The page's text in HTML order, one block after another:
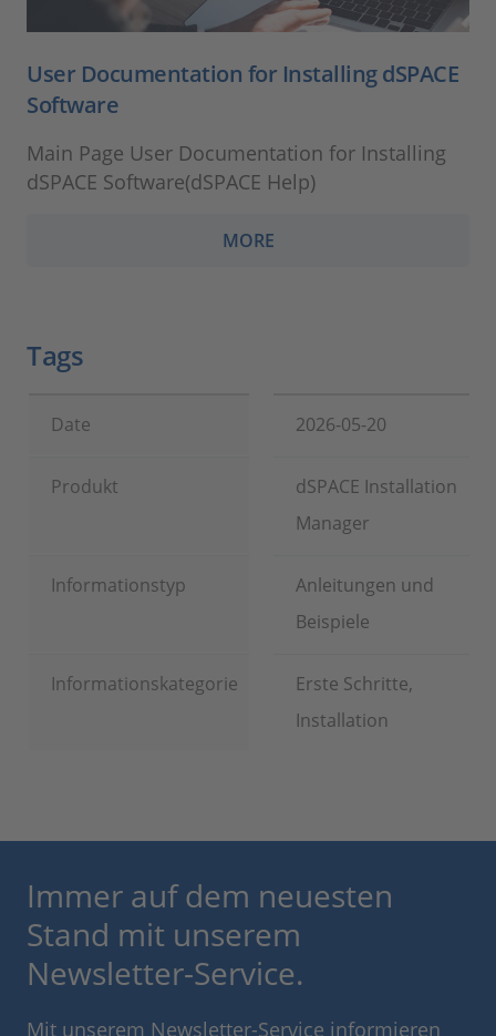
User Documentation for Installing dSPACE
Software
Main Page User Documentation for Installing
dSPACE Software(dSPACE Help)
MORE
Tags
Date 2026-05-20
Produkt
dSPACE Installation
Manager
Informationstyp
Anleitungen und
Beispiele
Informationskategorie
Erste Schritte,
Installation
Immer auf dem neuesten
Stand mit unserem
Newsletter-Service.
Mit unserem Newsletter-Service informieren